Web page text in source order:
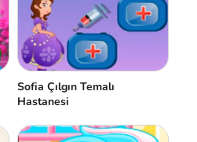
Sofia Çılgın Temalı
Hastanesi